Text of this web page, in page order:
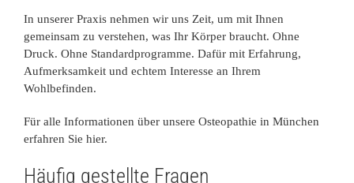
In unserer Praxis nehmen wir uns Zeit, um mit Ihnen
gemeinsam zu verstehen, was Ihr Körper braucht. Ohne
Druck. Ohne Standardprogramme. Dafür mit Erfahrung,
Aufmerksamkeit und echtem Interesse an Ihrem
Wohlbefinden.
Für alle Informationen über unsere Osteopathie in München
erfahren Sie hier.
Häufig gestellte Fragen